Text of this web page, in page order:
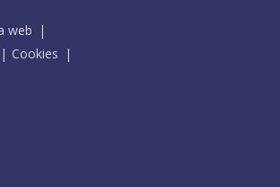
web
Cookies